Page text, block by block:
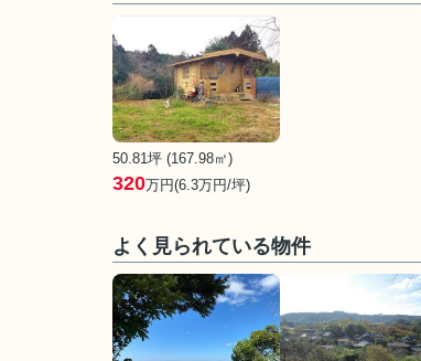
50.81坪 (167.98㎡)
320万円(6.3万円/坪)
よく見られている物件